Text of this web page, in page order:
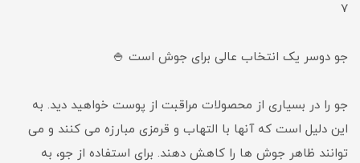
7
جو دوسر یک انتخاب عالی برای جوش است 🍚
جو را در بسیاری از محصولات مراقبت از پوست خواهید دید. به
این دلیل است که آنها با التهاب و قرمزی مبارزه می کنند و می
توانند ظاهر جوش ها را کاهش دهند. برای استفاده از جو، به